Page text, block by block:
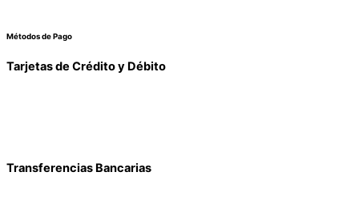
Métodos de Pago
Tarjetas de Crédito y Débito
Transferencias Bancarias